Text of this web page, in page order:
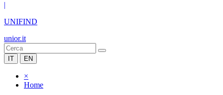
|
UNIFIND
unior.it
IT EN
×
Home